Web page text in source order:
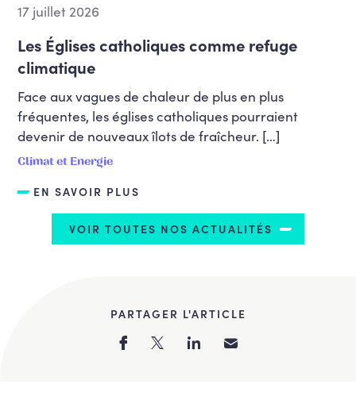
17 juillet 2026
Les Églises catholiques comme refuge
climatique
Face aux vagues de chaleur de plus en plus
fréquentes, les églises catholiques pourraient
devenir de nouveaux îlots de fraîcheur. […]
Climat et Energie
EN SAVOIR PLUS
VOIR TOUTES NOS ACTUALITÉS
PARTAGER L'ARTICLE